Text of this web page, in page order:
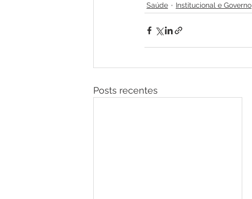
Saúde Institucional e Governo
Posts recentes